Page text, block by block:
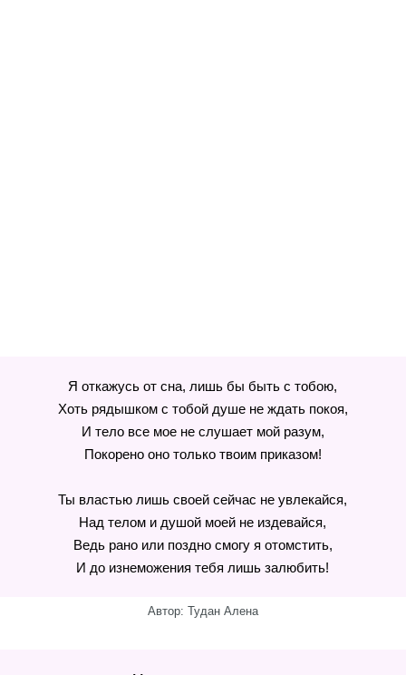
Я откажусь от сна, лишь бы быть с тобою,
Хоть рядышком с тобой душе не ждать покоя,
И тело все мое не слушает мой разум,
Покорено оно только твоим приказом!
Ты властью лишь своей сейчас не увлекайся,
Над телом и душой моей не издевайся,
Ведь рано или поздно смогу я отомстить,
И до изнеможения тебя лишь залюбить!
Автор: Тудан Алена